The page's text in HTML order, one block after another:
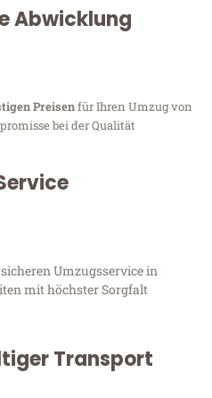
Abwicklung
Preisenfür Ihren Umzug von
bei der Qualität
Umzugsservice in
mit höchster Sorgfalt
Transport